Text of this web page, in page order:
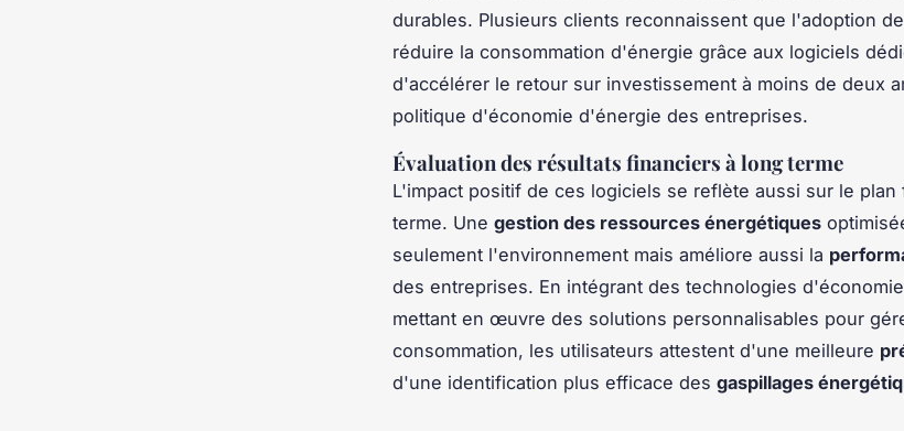
durables. Plusieurs clients reconnaissent que l'adoption
réduire la consommation d'énergie grâce aux logiciels
d'accélérer le retour sur investissement à moins de deux
politique d'économie d'énergie des entreprises.
Évaluation des résultats financiers à long terme
L'impact positif de ces logiciels se reflète aussi sur le plan
terme. Une gestion des ressources énergétiques
seulement l'environnement mais améliore aussi la
des entreprises. En intégrant des technologies
mettant en œuvre des solutions personnalisables pour
consommation, les utilisateurs attestent d'une meilleure
d'une identification plus efficace des gaspillages